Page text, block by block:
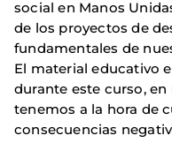
social en Manos
de los proyectos de
fundamentales de
El material educativo
durante este curso,
tenemos a la hora de
consecuencias